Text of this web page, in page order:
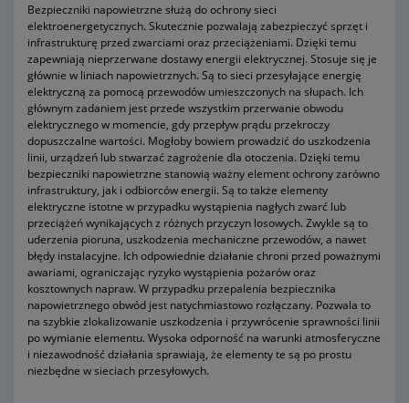
Bezpieczniki napowietrzne służą do ochrony sieci
elektroenergetycznych. Skutecznie pozwalają zabezpieczyć sprzęt i
infrastrukturę przed zwarciami oraz przeciążeniami. Dzięki temu
zapewniają nieprzerwane dostawy energii elektrycznej. Stosuje się je
głównie w liniach napowietrznych. Są to sieci przesyłające energię
elektryczną za pomocą przewodów umieszczonych na słupach. Ich
głównym zadaniem jest przede wszystkim przerwanie obwodu
elektrycznego w momencie, gdy przepływ prądu przekroczy
dopuszczalne wartości. Mogłoby bowiem prowadzić do uszkodzenia
linii, urządzeń lub stwarzać zagrożenie dla otoczenia. Dzięki temu
bezpieczniki napowietrzne stanowią ważny element ochrony zarówno
infrastruktury, jak i odbiorców energii. Są to także elementy
elektryczne istotne w przypadku wystąpienia nagłych zwarć lub
przeciążeń wynikających z różnych przyczyn losowych. Zwykle są to
uderzenia pioruna, uszkodzenia mechaniczne przewodów, a nawet
błędy instalacyjne. Ich odpowiednie działanie chroni przed poważnymi
awariami, ograniczając ryzyko wystąpienia pożarów oraz
kosztownych napraw. W przypadku przepalenia bezpiecznika
napowietrznego obwód jest natychmiastowo rozłączany. Pozwala to
na szybkie zlokalizowanie uszkodzenia i przywrócenie sprawności linii
po wymianie elementu. Wysoka odporność na warunki atmosferyczne
i niezawodność działania sprawiają, że elementy te są po prostu
niezbędne w sieciach przesyłowych.